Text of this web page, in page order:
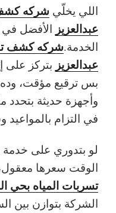
اللي يخلّي شركه كشف
عبدالعزيز الأفضل في
الخدمة.شركه كشف
عبدالعزيز بتركز على
بس ترقيع مؤقت،
وأجهزة حديثة
في التزام
لو بتدوري على
الوقت سعرها
تسربات المياه بحي
الشركة بتوازن بين